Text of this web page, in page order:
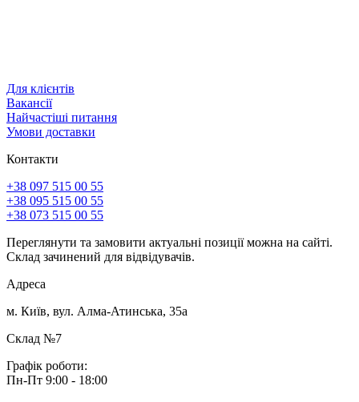
Для клієнтів
Вакансії
Найчастіші питання
Умови доставки
Контакти
+38 097 515 00 55
+38 095 515 00 55
+38 073 515 00 55
Переглянути та замовити актуальні позиції можна на сайті.
Склад зачинений для відвідувачів.
Адреса
м. Київ, вул. Алма-Атинська, 35а
Склад №7
Графік роботи:
Пн-Пт 9:00 - 18:00